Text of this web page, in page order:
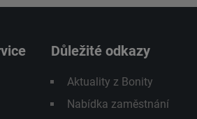
Důležité odkazy
Aktuality z Bonity
Nabídka zaměstnání